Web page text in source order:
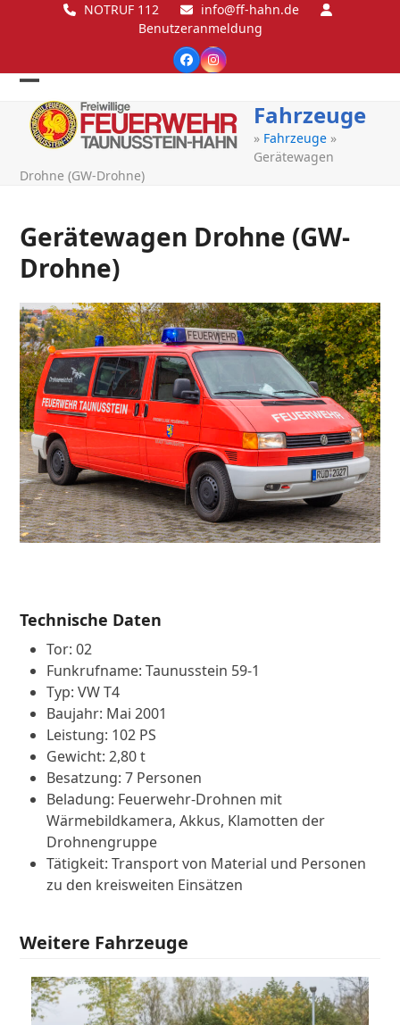
NOTRUF 112
info@ff-hahn.de
Benutzeranmeldung
FacebookInstagram
Open
mobile
Close
mobile
Fahrzeuge
» Fahrzeuge »
Gerätewagen
Drohne (GW-Drohne)
Gerätewagen Drohne (GW-
Drohne)
Technische Daten
Tor: 02
Funkrufname: Taunusstein 59-1
Typ: VW T4
Baujahr: Mai 2001
Leistung: 102 PS
Gewicht: 2,80 t
Besatzung: 7 Personen
Beladung: Feuerwehr-Drohnen mit
Wärmebildkamera, Akkus, Klamotten der
Drohnengruppe
Tätigkeit: Transport von Material und Personen
zu den kreisweiten Einsätzen
Weitere Fahrzeuge